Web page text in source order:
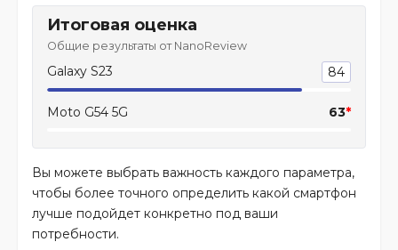
Итоговая оценка
Общие результаты от NanoReview
Galaxy S23 84
Moto G54 5G 63*
Вы можете выбрать важность каждого параметра,
чтобы более точного определить какой смартфон
лучше подойдет конкретно под ваши
потребности.